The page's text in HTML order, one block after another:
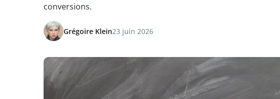
conversions.
Grégoire Klein23 juin 2026